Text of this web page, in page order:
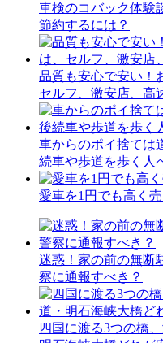
車検のコバック体験
節約するには？
品質も安心で安い！
セルフ、激安店、高
車からのポイ捨ては
続車や歩道を歩く人
愛車を1円でも高く
迷惑！家の前の無断
察に通報すべき？
四国に渡る3つの橋